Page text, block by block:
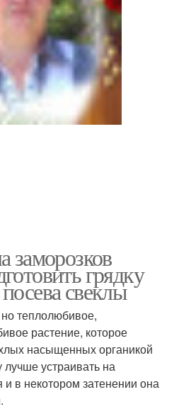
заморозков
грядку
свеклы
теплолюбивое,
растение, которое
насыщенных органикой
лучше устраивать на
в некотором затенении она